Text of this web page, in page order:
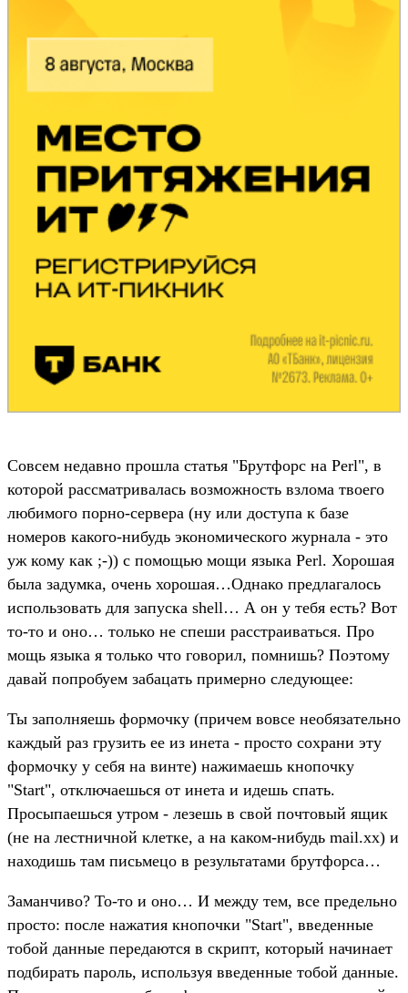
Совсем недавно прошла статья "Брутфорс на Perl", в
которой рассматривалась возможность взлома твоего
любимого порно-сервера (ну или доступа к базе
номеров какого-нибудь экономического журнала - это
уж кому как ;-)) с помощью мощи языка Perl. Хорошая
была задумка, очень хорошая…Однако предлагалось
использовать для запуска shell… А он у тебя есть? Вот
то-то и оно… только не спеши расстраиваться. Про
мощь языка я только что говорил, помнишь? Поэтому
давай попробуем забацать примерно следующее:
Ты заполняешь формочку (причем вовсе необязательно
каждый раз грузить ее из инета - просто сохрани эту
формочку у себя на винте) нажимаешь кнопочку
"Start", отключаешься от инета и идешь спать.
Просыпаешься утром - лезешь в свой почтовый ящик
(не на лестничной клетке, а на каком-нибудь mail.xx) и
находишь там письмецо в результатами брутфорса…
Заманчиво? То-то и оно… И между тем, все предельно
просто: после нажатия кнопочки "Start", введенные
тобой данные передаются в скрипт, который начинает
подбирать пароль, используя введенные тобой данные.